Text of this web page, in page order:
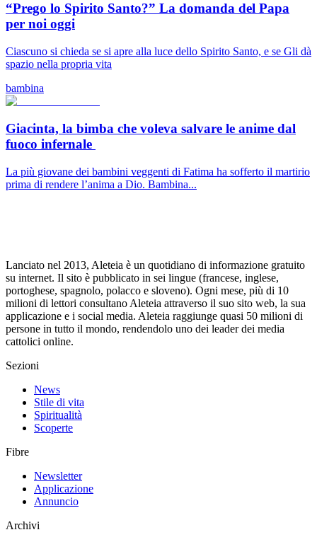
“Prego lo Spirito Santo?” La domanda del Papa
per noi oggi
Ciascuno si chieda se si apre alla luce dello Spirito Santo, e se Gli dà
spazio nella propria vita
bambina
Giacinta, la bimba che voleva salvare le anime dal
fuoco infernale
La più giovane dei bambini veggenti di Fatima ha sofferto il martirio
prima di rendere l’anima a Dio. Bambina...
Lanciato nel 2013, Aleteia è un quotidiano di informazione gratuito
su internet. Il sito è pubblicato in sei lingue (francese, inglese,
portoghese, spagnolo, polacco e sloveno). Ogni mese, più di 10
milioni di lettori consultano Aleteia attraverso il suo sito web, la sua
applicazione e i social media. Aleteia raggiunge quasi 50 milioni di
persone in tutto il mondo, rendendolo uno dei leader dei media
cattolici online.
Sezioni
News
Stile di vita
Spiritualità
Scoperte
Fibre
Newsletter
Applicazione
Annuncio
Archivi